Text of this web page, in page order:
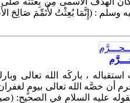
وسلم : (إِنَّمَا بُعِثْتُ لأُتَمِّمَ صَالِحَ
، باركَه الله تعالى
أن خصَّه الله تعالى بيومٍ
عليه السلام في الصحيح: